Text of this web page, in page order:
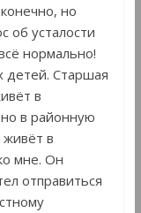
но
об усталости
нормально!
детей. Старшая
в
в районную
живёт в
мне. Он
отправиться